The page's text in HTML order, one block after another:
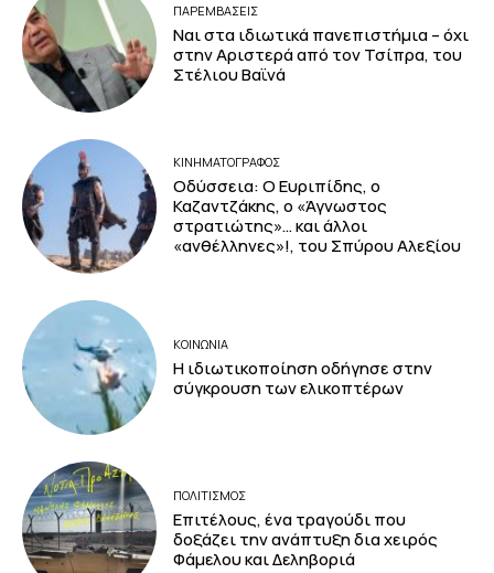
ΠΑΡΕΜΒΑΣΕΙΣ
Ναι στα ιδιωτικά πανεπιστήμια – όχι
στην Αριστερά από τον Τσίπρα, του
Στέλιου Βαϊνά
ΚΙΝΗΜΑΤΟΓΡΆΦΟΣ
Οδύσσεια: Ο Ευριπίδης, ο
Καζαντζάκης, ο «Άγνωστος
στρατιώτης»… και άλλοι
«ανθέλληνες»!, του Σπύρου Αλεξίου
ΚΟΙΝΩΝΙΑ
Η ιδιωτικοποίηση οδήγησε στην
σύγκρουση των ελικοπτέρων
ΠΟΛΙΤΙΣΜΟΣ
Επιτέλους, ένα τραγούδι που
δοξάζει την ανάπτυξη δια χειρός
Φάμελου και Δεληβοριά